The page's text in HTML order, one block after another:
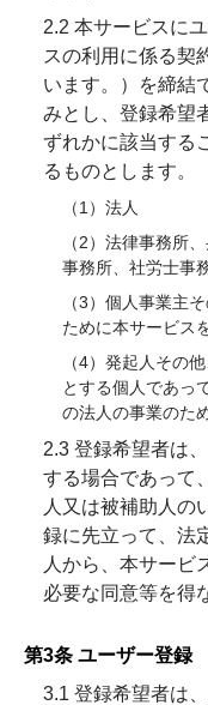
2.2 本サービスに
スの利用に係る契
います。）を締結
みとし、登録希望
ずれかに該当する
るものとします。
（1）法人
（2）法律事務所
事務所、社労士事
（3）個人事業主
ために本サービス
（4）発起人その
とする個人であっ
の法人の事業のた
2.3 登録希望者は
する場合であって
人又は被補助人の
録に先立って、法
人から、本サービ
必要な同意等を得
第3条 ユーザー登録
3.1 登録希望者は